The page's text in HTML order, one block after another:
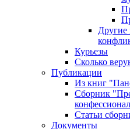
Другие
Курьезы
Сколько
Публикации
Из книг
Сборник
Статьи
Документы